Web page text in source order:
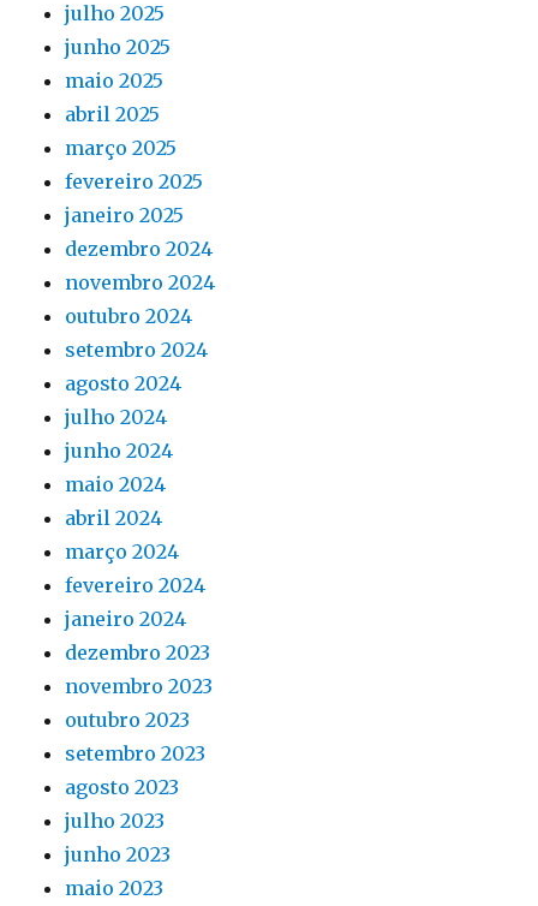
julho 2025
junho 2025
maio 2025
abril 2025
março 2025
fevereiro 2025
janeiro 2025
dezembro 2024
novembro 2024
outubro 2024
setembro 2024
agosto 2024
julho 2024
junho 2024
maio 2024
abril 2024
março 2024
fevereiro 2024
janeiro 2024
dezembro 2023
novembro 2023
outubro 2023
setembro 2023
agosto 2023
julho 2023
junho 2023
maio 2023